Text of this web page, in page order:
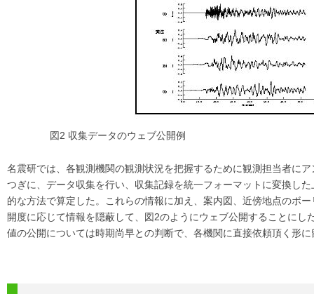
図2 収集データのウェブ公開例
名震研では、各観測機関の観測状況を把握するために観測担当者に
つぎに、データ収集を行い、収集記録を統一フォーマットに変換し
的な方法で算定した。これらの情報に加え、案内図、近傍地点のボ
開度に応じて情報を隠蔽して、図2のようにウェブ公開することにし
値の公開については時期尚早との判断で、各機関に直接依頼頂く形に